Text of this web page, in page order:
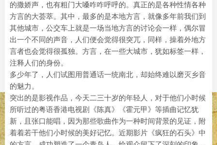
的撒娇声，也有粗门大嗓咋咋呼呼的。真正的是各种性情各种
方言的大荟萃。其中，最多的是本地方言，就像多年前我们到
其他城市，公交车上就是一场当地方言的讨论会一样，偶尔冒
出一个不同的声音，人们便会觉得很突兀，同样，操着外地方
言者也会觉得很孤独。方言，在一些大城市，犹如标签一样，
注释人们的身份。
多少年了，人们试图用普通话一统南北，却始终难以磨灭乡音
的魅力。
突出的是影视作品，今天二三十岁的年轻人，对于他们小时候
所听过的粤语香港电视剧《陈真》《霍元甲》等插曲记忆犹
新，且张口能唱，因为那些歌曲作为一种时间背景的见证，附
着着若干他们小时候的美好记忆。近期影片《疯狂的石头》中